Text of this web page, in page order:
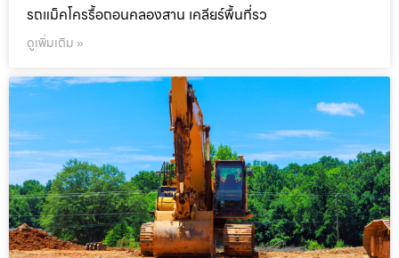
รถแม็คโครรื้อถอนคลองสาน เคลียร์พื้นที่รว
ดูเพิ่มเติม »